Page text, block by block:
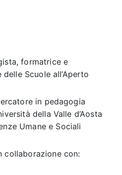
formatrice e
Scuole all’Aperto
in pedagogia
della Valle d’Aosta
Umane e Sociali
collaborazione con: